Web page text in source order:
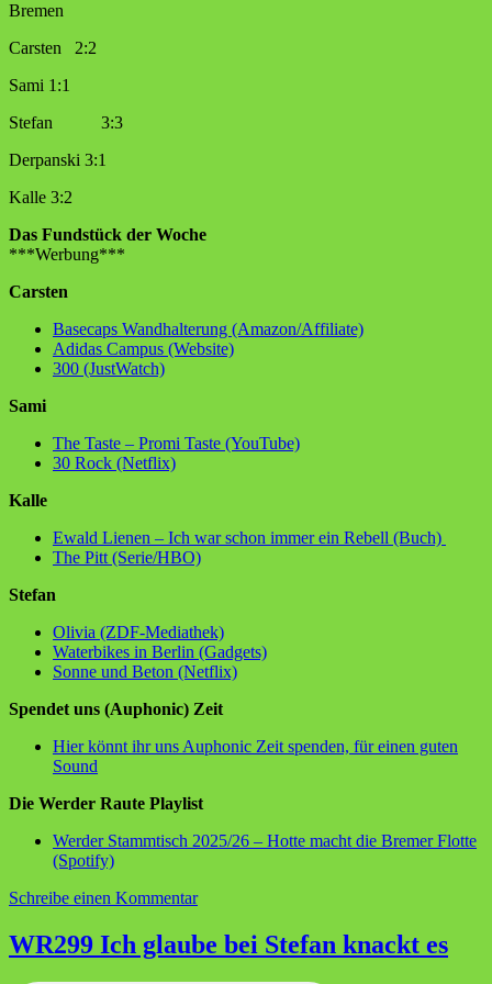
Bremen
Carsten 2:2
Sami 1:1
Stefan 3:3
Derpanski 3:1
Kalle 3:2
Das Fundstück der Woche
***Werbung***
Carsten
Basecaps Wandhalterung (Amazon/Affiliate)
Adidas Campus (Website)
300 (JustWatch)
Sami
The Taste – Promi Taste (YouTube)
30 Rock (Netflix)
Kalle
Ewald Lienen – Ich war schon immer ein Rebell (Buch)
The Pitt (Serie/HBO)
Stefan
Olivia (ZDF-Mediathek)
Waterbikes in Berlin (Gadgets)
Sonne und Beton (Netflix)
Spendet uns (Auphonic) Zeit
Hier könnt ihr uns Auphonic Zeit spenden, für einen guten
Sound
Die Werder Raute Playlist
Werder Stammtisch 2025/26 – Hotte macht die Bremer Flotte
(Spotify)
Schreibe einen Kommentarzu
300
Sparta
WR299 Ich glaube bei Stefan knackt es